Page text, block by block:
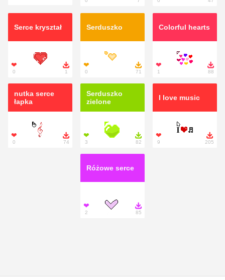
Serce kryształ
❤
0

1
Serduszko
❤
0

71
Colorful hearts
❤
1

88
nutka serce
łapka
❤
0

74
Serduszko
zielone
❤
3

82
I love music
❤
9

205
Różowe serce
❤
2

85